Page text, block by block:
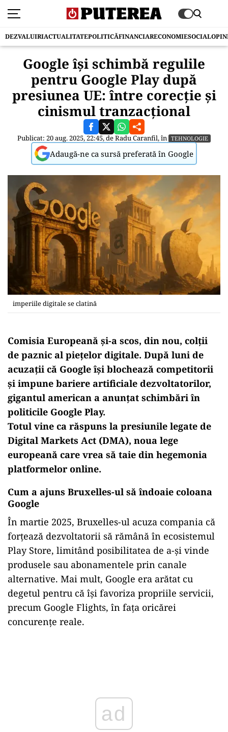
DEZVALUIRIACTUALITATEPOLITICĂFINANCIARECONOMIESOCIAL
Google își schimbă regulile
pentru Google Play după
presiunea UE: între corecție și
cinismul tranzacțional
Publicat: 20 aug. 2025, 22:45, deRadu Caranfil, în TEHNOLOGIE
Adaugă-ne ca sursă preferată în Google
imperiile digitale se clatină
Comisia Europeană și-a scos, din nou, colții
de paznic al piețelor digitale. După luni de
acuzații că Google își blochează competitorii
și impune bariere artificiale dezvoltatorilor,
gigantul american a anunțat schimbări în
politicile Google Play.
Totul vine ca răspuns la presiunile legate de
Digital Markets Act (DMA), noua lege
europeană care vrea să taie din hegemonia
platformelor online.
Cum a ajuns Bruxelles-ul să îndoaie coloana
Google
În martie 2025, Bruxelles-ul acuza compania că
forțează dezvoltatorii să rămână în ecosistemul
Play Store, limitând posibilitatea de a-și vinde
produsele sau abonamentele prin canale
alternative. Mai mult, Google era arătat cu
degetul pentru că își favoriza propriile servicii,
precum Google Flights, în fața oricărei
concurențe reale.